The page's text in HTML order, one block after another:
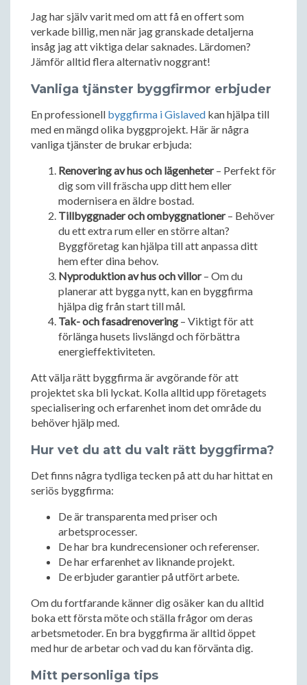
Jag har själv varit med om att få en offert som
verkade billig, men när jag granskade detaljerna
insåg jag att viktiga delar saknades. Lärdomen?
Jämför alltid flera alternativ noggrant!
Vanliga tjänster byggfirmor erbjuder
En professionell byggfirma i Gislaved kan hjälpa till
med en mängd olika byggprojekt. Här är några
vanliga tjänster de brukar erbjuda:
Renovering av hus och lägenheter– Perfekt för
dig som vill fräscha upp ditt hem eller
modernisera en äldre bostad.
Tillbyggnader och ombyggnationer– Behöver
du ett extra rum eller en större altan?
Byggföretag kan hjälpa till att anpassa ditt
hem efter dina behov.
Nyproduktion av hus och villor– Om du
planerar att bygga nytt, kan en byggfirma
hjälpa dig från start till mål.
Tak- och fasadrenovering – Viktigt för att
förlänga husets livslängd och förbättra
energieffektiviteten.
Att välja rätt byggfirma är avgörande för att
projektet ska bli lyckat. Kolla alltid upp företagets
specialisering och erfarenhet inom det område du
behöver hjälp med.
Hur vet du att du valt rätt byggfirma?
Det finns några tydliga tecken på att du har hittat en
seriös byggfirma:
De är transparenta med priser och
arbetsprocesser.
De har bra kundrecensioner och referenser.
De har erfarenhet av liknande projekt.
De erbjuder garantier på utfört arbete.
Om du fortfarande känner dig osäker kan du alltid
boka ett första möte och ställa frågor om deras
arbetsmetoder. En bra byggfirma är alltid öppet
med hur de arbetar och vad du kan förvänta dig.
Mitt personliga tips